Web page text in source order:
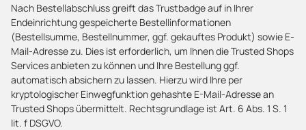
Nach Bestellabschluss greift das Trustbadge auf in Ihrer
Endeinrichtung gespeicherte Bestellinformationen
(Bestellsumme, Bestellnummer, ggf. gekauftes Produkt) sowie E-
Mail-Adresse zu. Dies ist erforderlich, um Ihnen die Trusted Shops
Services anbieten zu können und Ihre Bestellung ggf.
automatisch absichern zu lassen. Hierzu wird Ihre per
kryptologischer Einwegfunktion gehashte E-Mail-Adresse an
Trusted Shops übermittelt. Rechtsgrundlage ist Art. 6 Abs. 1 S. 1
lit. f DSGVO.